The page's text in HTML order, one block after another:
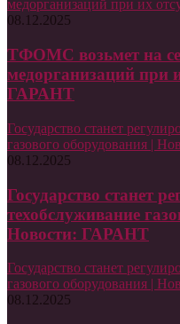
медорганизаций при их
08.12.2025
ТФОМС возьмет на
медорганизаций при
ГАРАНТ
Государство станет
газового оборудования |
08.12.2025
Государство станет
техобслуживание
Новости: ГАРАНТ
Государство станет
газового оборудования |
08.12.2025